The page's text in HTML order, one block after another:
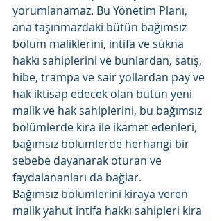
yorumlanamaz. Bu Yönetim Planı,
ana taşınmazdaki bütün bağımsız
bölüm maliklerini, intifa ve sükna
hakkı sahiplerini ve bunlardan, satış,
hibe, trampa ve sair yollardan pay ve
hak iktisap edecek olan bütün yeni
malik ve hak sahiplerini, bu bağımsız
bölümlerde kira ile ikamet edenleri,
bağımsız bölümlerde herhangi bir
sebebe dayanarak oturan ve
faydalananları da bağlar.
Bağımsız bölümlerini kiraya veren
malik yahut intifa hakkı sahipleri kira